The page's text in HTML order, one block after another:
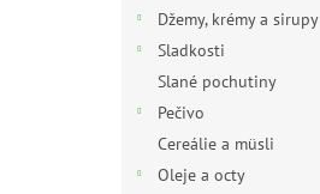
Džemy, krémy a sirupy
Sladkosti
Slané pochutiny
Pečivo
Cereálie a müsli
Oleje a octy